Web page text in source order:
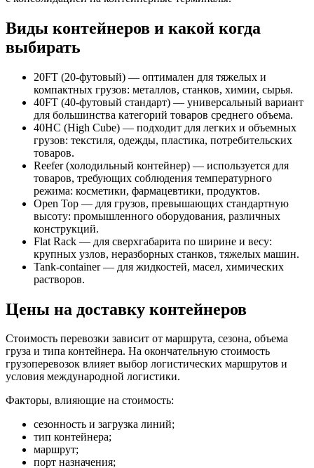
Виды контейнеров и какой когда
выбирать
20FT (20-футовый) — оптимален для тяжелых и
компактных грузов: металлов, станков, химии, сырья.
40FT (40-футовый стандарт) — универсальный вариант
для большинства категорий товаров среднего объема.
40HC (High Cube) — подходит для легких и объемных
грузов: текстиля, одежды, пластика, потребительских
товаров.
Reefer (холодильный контейнер) — используется для
товаров, требующих соблюдения температурного
режима: косметики, фармацевтики, продуктов.
Open Top — для грузов, превышающих стандартную
высоту: промышленного оборудования, различных
конструкций.
Flat Rack — для сверхгабарита по ширине и весу:
крупных узлов, неразборных станков, тяжелых машин.
Tank-container — для жидкостей, масел, химических
растворов.
Цены на доставку контейнеров
Стоимость перевозки зависит от маршрута, сезона, объема
груза и типа контейнера. На окончательную стоимость
грузоперевозок влияет выбор логистических маршрутов и
условия международной логистики.
Факторы, влияющие на стоимость:
сезонность и загрузка линий;
тип контейнера;
маршрут;
порт назначения;